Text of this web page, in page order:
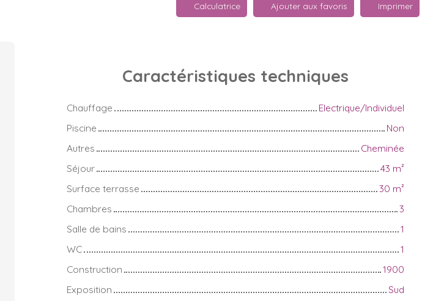
Calculatrice Ajouter aux favoris Imprimer
Caractéristiques techniques
Chauffage
Electrique/Individuel
Piscine
Non
Autres
Cheminée
Séjour
43 m²
Surface terrasse
30 m²
Chambres
3
Salle de bains
1
WC
1
Construction
1900
Exposition
Sud